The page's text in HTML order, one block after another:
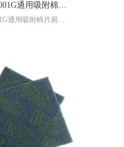
通用吸附棉片
油垫
通用吸附棉片易撕
面经过超声波压
面的液体。
L)：16/60